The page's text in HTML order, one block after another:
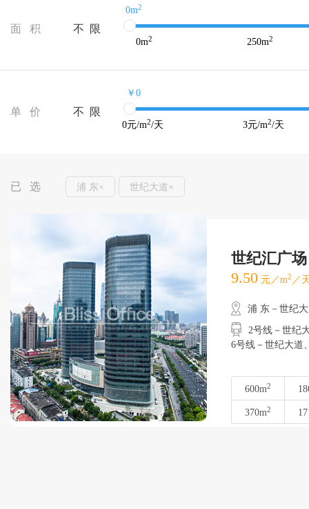
面 积 不 限
0m2
0m2 250m2
单 价 不 限
￥0
0元/m2/天 3元/m2/天
已 选 浦 东× 世纪大道×
世纪汇广场
9.50 元／m2 ／
浦 东－世纪
2号线－世纪大
6号线－世纪大道
600m2
370m2